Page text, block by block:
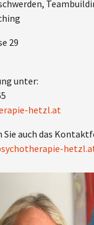
29
unter:
hetzl.at
auch das